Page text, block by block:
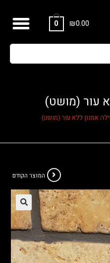
₪0.00
0
עור (מושט)
אמנון ללא עור (מושט)
המוצר הקודם